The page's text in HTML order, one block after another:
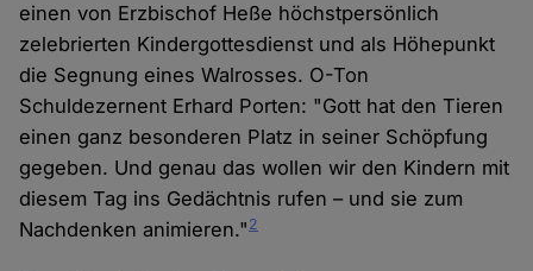
einen von Erzbischof Heße höchstpersönlich
zelebrierten Kindergottesdienst und als Höhepunkt
die Segnung eines Walrosses. O-Ton
Schuldezernent Erhard Porten: "Gott hat den Tieren
einen ganz besonderen Platz in seiner Schöpfung
gegeben. Und genau das wollen wir den Kindern mit
diesem Tag ins Gedächtnis rufen – und sie zum
Nachdenken animieren."2